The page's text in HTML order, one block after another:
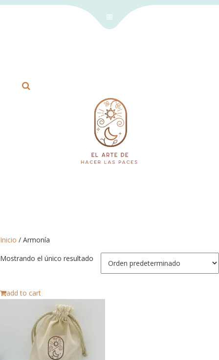
Inicio / Armonía
Mostrando el único resultado
add to cart